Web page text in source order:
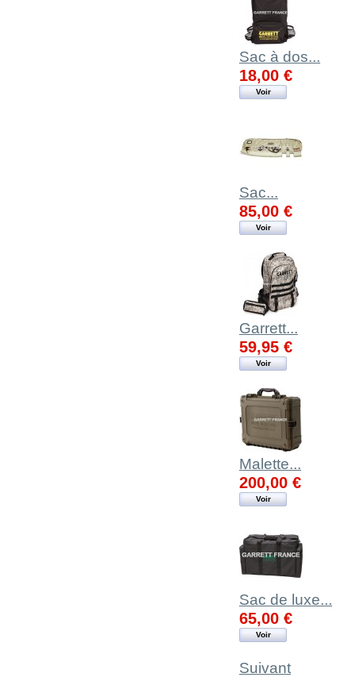
Sac à dos...
18,00 €
Voir
Sac...
Voir
Garrett...
59,95 €
Voir
Malette...
200,00 €
Voir
Sac de luxe...
Voir
Suivant
EN SAVOIR PLUS